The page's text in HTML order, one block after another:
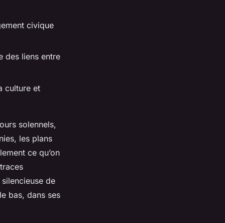
civique
des liens entre
culture et
solennels,
les plans
ce qu’on
de
bas, dans ses